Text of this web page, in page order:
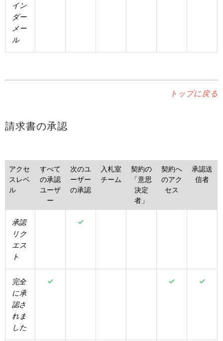
イン
ダー
メー
ル
トップに戻る
請求書の承認
アクセ
スレベ
ル
すべて
の承認
ユーザ
ー
次のユ
ーザー
の承認
入札室
チーム
契約の
「意思
決定
者」
契約へ
のアク
セス
承認送
信者
承認
リク
エス
ト
完全
に承
認さ
れま
した